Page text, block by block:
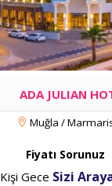
ADA JULIAN
Muğla /
Fiyatı Sorunuz
Kişi Gece Sizi